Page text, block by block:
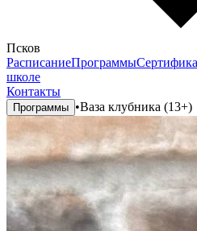
Псков
РасписаниеПрограммы
школе
Контакты
Программы •Ваза клубника (13+)